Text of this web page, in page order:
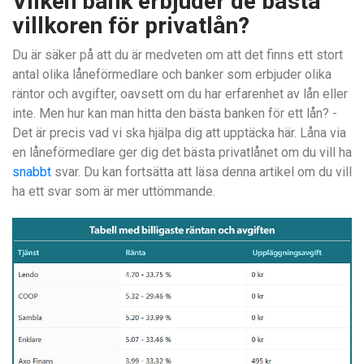
villkoren för privatlån?
Du är säker på att du är medveten om att det finns ett stort
antal olika låneförmedlare och banker som erbjuder olika
räntor och avgifter, oavsett om du har erfarenhet av lån eller
inte. Men hur kan man hitta den bästa banken för ett lån? -
Det är precis vad vi ska hjälpa dig att upptäcka här. Låna via
en låneförmedlare ger dig det bästa privatlånet om du vill ha
snabbt svar. Du kan fortsätta att läsa denna artikel om du vill
ha ett svar som är mer uttömmande.